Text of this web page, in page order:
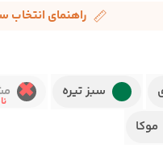
راهنمای انتخاب
سبز تیره
موکا